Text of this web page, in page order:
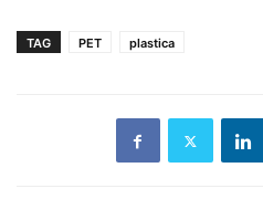
TAG PET plastica